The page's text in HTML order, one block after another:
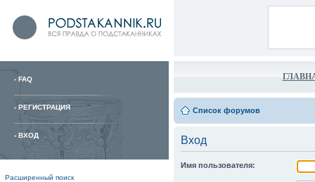
- FAQ
- РЕГИСТРАЦИЯ
- ВХОД
Расширенный поиск
Список форумов
Вход
Имя пользователя: